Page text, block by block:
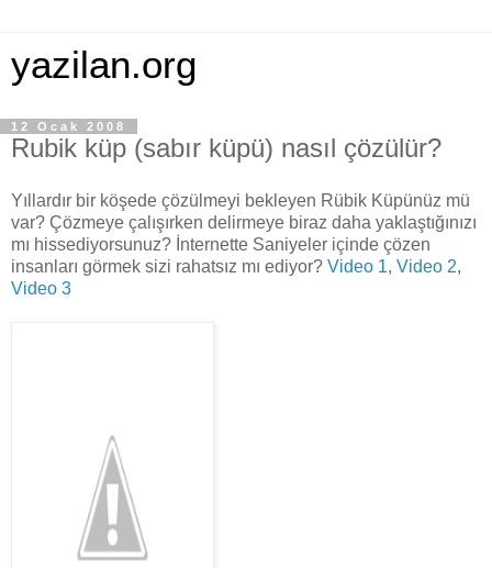
yazilan.org
12 Ocak 2008
Rubik küp (sabır küpü) nasıl çözülür?
Yıllardır bir köşede çözülmeyi bekleyen Rübik Küpünüz mü
var? Çözmeye çalışırken delirmeye biraz daha yaklaştığınızı
mı hissediyorsunuz? İnternette Saniyeler içinde çözen
insanları görmek sizi rahatsız mı ediyor? Video 1, Video 2,
Video 3